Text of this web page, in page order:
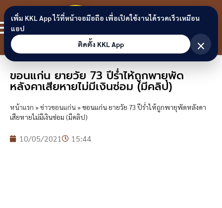
Skip to content
ขอนแก่น
ลิงก์
ขอนแก่น ยายวัย 73 ปีร่ำไห้ถูกพายุพัด
หลังคาเสียหายไม่มีเงินซ่อม (มีคลิป)
หน้าแรก »ข่าวขอนแก่น»ขอนแก่น ยายวัย 73 ปีร่ำไห้ถูกพายุพัดหลังคา
เสียหายไม่มีเงินซ่อม (มีคลิป)
10/05/2021 15:44
เพิ่ม KKL App ไว้ที่หน้าจอมือถือ เพื่อเปิดใช้งานได้รวดเร็วเหมือน
แอป
ติดตั้ง KKL App
×